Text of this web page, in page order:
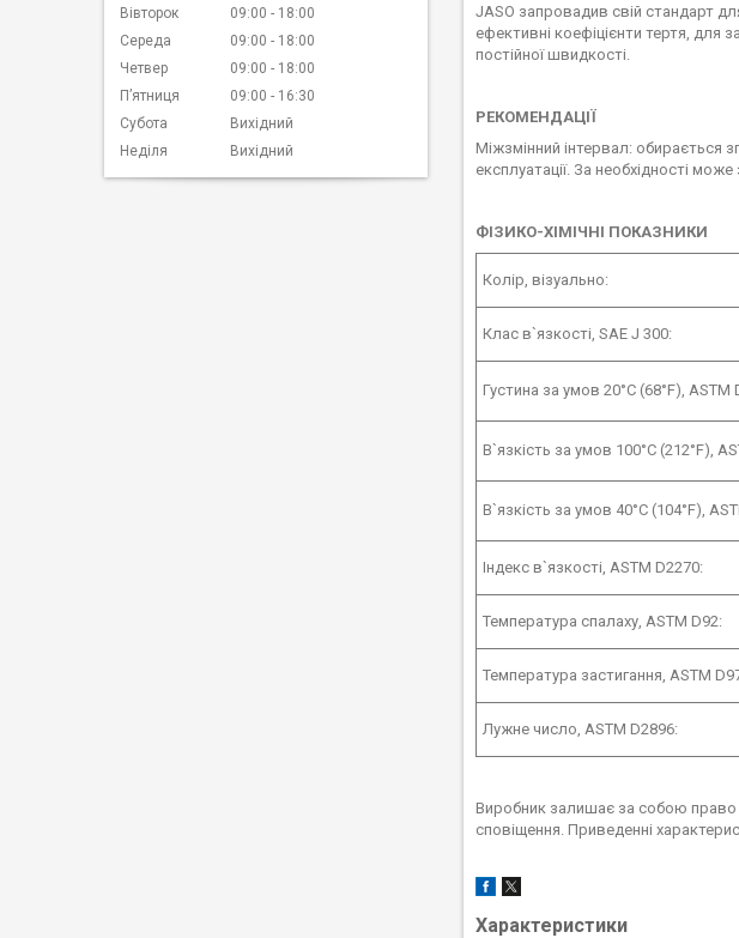
JASO запровадив свій стандарт
ефективні коефіцієнти тертя, для
постійної швидкості.
РЕКОМЕНДАЦІЇ
Міжзмінний інтервал: обирається
експлуатації. За необхідності
ФІЗИКО-ХІМІЧНІ ПОКАЗНИКИ
Колір, візуально:
Клас в`язкості, SAE J 300:
Густина за умов 20°C (68°F), ASTM
В`язкість за умов 100°C (212°F),
В`язкість за умов 40°C (104°F),
Індекс в`язкості, ASTM D2270:
Температура спалаху, ASTM D92:
Температура застигання, ASTM
Лужне число, ASTM D2896:
Виробник залишає за собою право
сповіщення. Приведенні
Характеристики
Вівторок
09:00
18:00
Середа
09:00
18:00
Четвер
09:00
18:00
Пʼятниця
09:00
16:30
Субота
Вихідний
Неділя
Вихідний